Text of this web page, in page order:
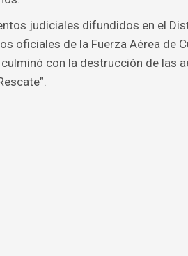
judiciales difundidos en el
oficiales de la Fuerza Aérea de
con la destrucción de las